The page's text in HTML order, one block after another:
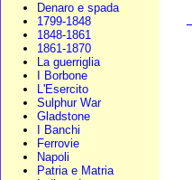
Denaro e spada
1799-1848
1848-1861
1861-1870
La guerriglia
I Borbone
L'Esercito
Sulphur War
Gladstone
I Banchi
Ferrovie
Napoli
Patria e Matria